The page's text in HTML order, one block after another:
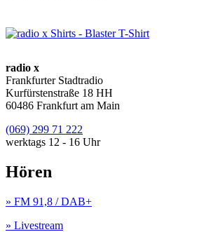
radio x
Frankfurter Stadtradio
Kurfürstenstraße 18 HH
60486 Frankfurt am Main
(069) 299 71 222
werktags 12 - 16 Uhr
Hören
» FM 91,8 / DAB+
» Livestream